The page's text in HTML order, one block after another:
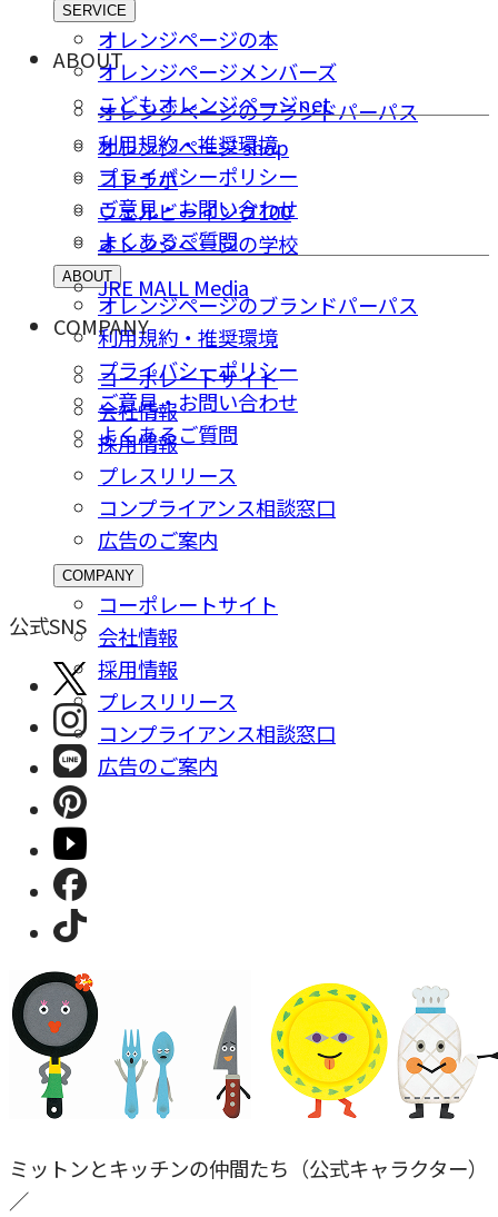
SERVICE
オレンジページの本
オレンジページメンバーズ
こどもオレンジページnet
オレンジページ shop
コトラボ
ウェルビーイング100
オレンジページの学校
JRE MALL Media
ABOUT
オレンジページのブランドパーパス
利用規約・推奨環境
プライバシーポリシー
ご意⾒・お問い合わせ
よくあるご質問
ABOUT
オレンジページのブランドパーパス
利用規約・推奨環境
プライバシーポリシー
ご意⾒・お問い合わせ
よくあるご質問
COMPANY
コーポレートサイト
会社情報
採⽤情報
プレスリリース
コンプライアンス相談窓⼝
広告のご案内
COMPANY
コーポレートサイト
会社情報
採⽤情報
プレスリリース
コンプライアンス相談窓⼝
広告のご案内
公式SNS
ミットンとキッチンの仲間たち（公式キャラクター）
／